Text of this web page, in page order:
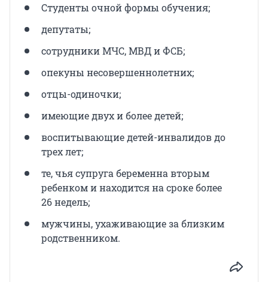
Студенты очной формы обучения;
депутаты;
сотрудники МЧС, МВД и ФСБ;
опекуны несовершеннолетних;
отцы-одиночки;
имеющие двух и более детей;
воспитывающие детей-инвалидов до
трех лет;
те, чья супруга беременна вторым
ребенком и находится на сроке более
26 недель;
мужчины, ухаживающие за близким
родственником.